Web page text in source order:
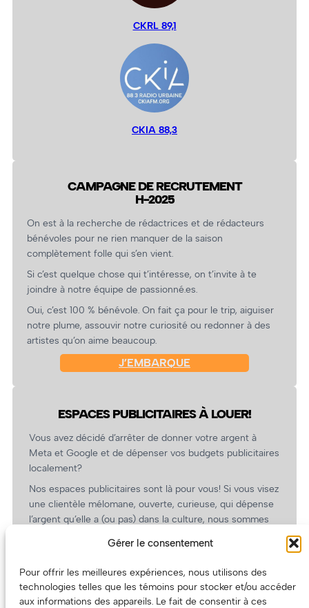
Gérer le consentement
Pour offrir les meilleures expériences, nous utilisons des
technologies telles que les témoins pour stocker et/ou accéder
aux informations des appareils. Le fait de consentir à ces
CKRL 89,1
CKIA 88,3
CAMPAGNE DE RECRUTEMENT
H-2025
On est à la recherche de rédactrices et de rédacteurs
bénévoles pour ne rien manquer de la saison
complètement folle qui s’en vient.
Si c’est quelque chose qui t’intéresse, on t’invite à te
joindre à notre équipe de passionné.es.
Oui, c’est 100 % bénévole. On fait ça pour le trip, aiguiser
notre plume, assouvir notre curiosité ou redonner à des
artistes qu’on aime beaucoup.
J’EMBARQUE
ESPACES PUBLICITAIRES À LOUER!
Vous avez décidé d’arrêter de donner votre argent à
Meta et Google et de dépenser vos budgets publicitaires
localement?
Nos espaces publicitaires sont là pour vous! Si vous visez
une clientèle mélomane, ouverte, curieuse, qui dépense
l’argent qu’elle a (ou pas) dans la culture, nous sommes
revient.
(Oui, on va avoir des tarifs spéciaux pour vous, les